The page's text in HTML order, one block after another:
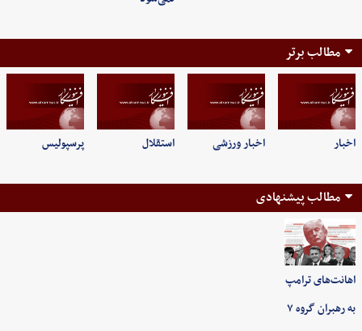
مطالب برتر
اخبار اخبار ورزشی استقلال پرسپولیس
مطالب پیشنهادی
اهانت‌های ترامپ
به رهبران گروه ۷